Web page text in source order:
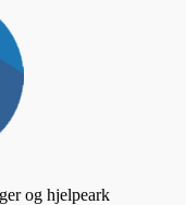
og hjelpeark